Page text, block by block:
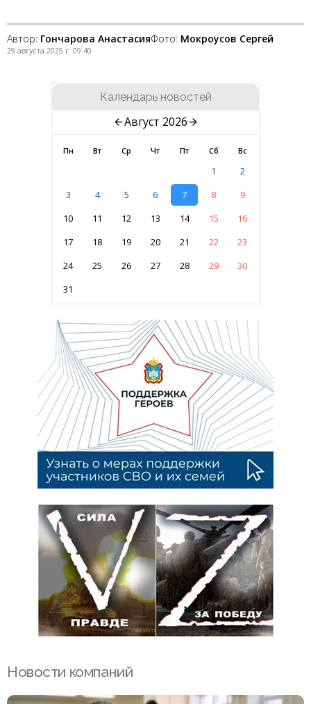
Автор: Гончарова АнастасияФото: Мокроусов Сергей
29 августа 2025 г. 09:40
Календарь новостей
Август 2026
Пн Вт Ср Чт Пт Сб Вс
1
2
3
4 5 6 7 8
9
10
11 12 13 14 15
16
17
18 19 20 21 22
23
24
25 26 27 28 29
30
31
Новости компаний